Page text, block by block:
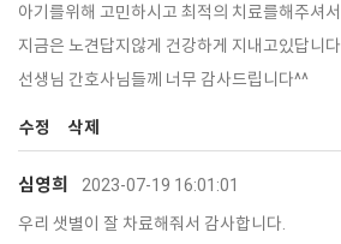
아기를위해 고민하시고 최적의 치료를해주셔서
지금은 노견답지않게 건강하게 지내고있답니다
선생님 간호사님들께 너무 감사드립니다^^
수정 삭제
심영희
2023-07-19 16:01:01
우리 샛별이 잘 차료해줘서 감사합니다.